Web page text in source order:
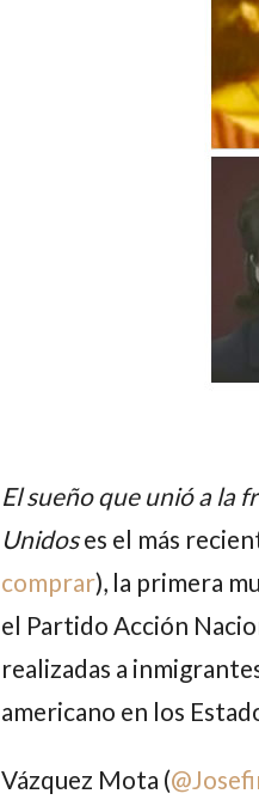
El sueño que unió a la
Unidoses el más
comprar), la primera
el Partido Acción
realizadas a
americano en los
Vázquez Mota (